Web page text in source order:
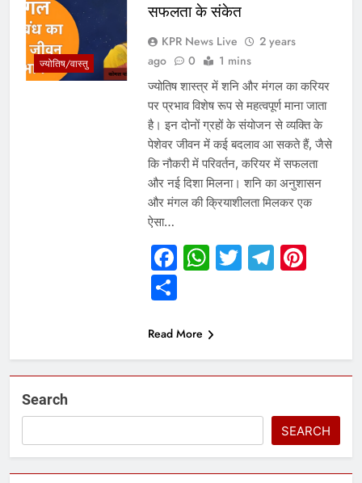
ज्योतिष/वास्तु
सफलता के संकेत
KPR News Live
2 years
ago
0 1 mins
ज्योतिष शास्त्र में शनि और मंगल का करियर
पर प्रभाव विशेष रूप से महत्वपूर्ण माना जाता
है। इन दोनों ग्रहों के संयोजन से व्यक्ति के
पेशेवर जीवन में कई बदलाव आ सकते हैं, जैसे
कि नौकरी में परिवर्तन, करियर में सफलता
और नई दिशा मिलना। शनि का अनुशासन
और मंगल की क्रियाशीलता मिलकर एक
ऐसा…
Facebook
WhatsApp
Twitter
Share
Read More
Search
SEARCH